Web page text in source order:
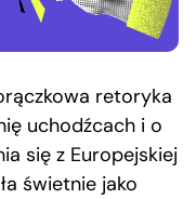
retoryka
uchodźcach i o
się z Europejskiej
świetnie jako